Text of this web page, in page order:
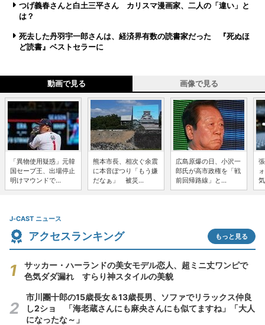
つげ義春さんと白土三平さん カリスマ漫画家、二人の「違い」と
は？
死去した丹羽宇一郎さんは、経済界有数の読書家だった 『死ぬほ
ど読書』ベストセラーに
動画で見る 画像で見る
「異物使用疑惑」元韓
国セーブ王、出場停止
明けマウンドで...
熊本市長、相次ぐ余震
に本音ぽつり「もう嫌
だなぁ」 被災...
広島原爆の日、小沢一
郎氏が高市政権を「戦
前回帰路線」と...
J-CAST ニュース
アクセスランキング もっと見る
サッカー・ハーランドの美女モデル恋人、超ミニ丈ワンピで
色気ダダ漏れ すらり神スタイルの美貌
市川團十郎の15歳長女＆13歳長男、ソファでリラックス仲良
し2ショ 「海老蔵さんにも麻央さんにも似てますね」「大人
になったな～」